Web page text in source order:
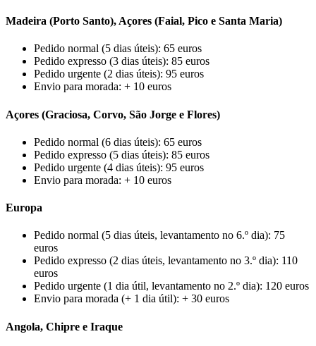
Madeira (Porto Santo), Açores (Faial, Pico e Santa Maria)
Pedido normal (5 dias úteis): 65 euros
Pedido expresso (3 dias úteis): 85 euros
Pedido urgente (2 dias úteis): 95 euros
Envio para morada: + 10 euros
Açores (Graciosa, Corvo, São Jorge e Flores)
Pedido normal (6 dias úteis): 65 euros
Pedido expresso (5 dias úteis): 85 euros
Pedido urgente (4 dias úteis): 95 euros
Envio para morada: + 10 euros
Europa
Pedido normal (5 dias úteis, levantamento no 6.º dia): 75
euros
Pedido expresso (2 dias úteis, levantamento no 3.º dia): 110
euros
Pedido urgente (1 dia útil, levantamento no 2.º dia): 120 euros
Envio para morada (+ 1 dia útil): + 30 euros
Angola, Chipre e Iraque